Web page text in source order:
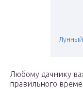
Любому дачнику
правильного